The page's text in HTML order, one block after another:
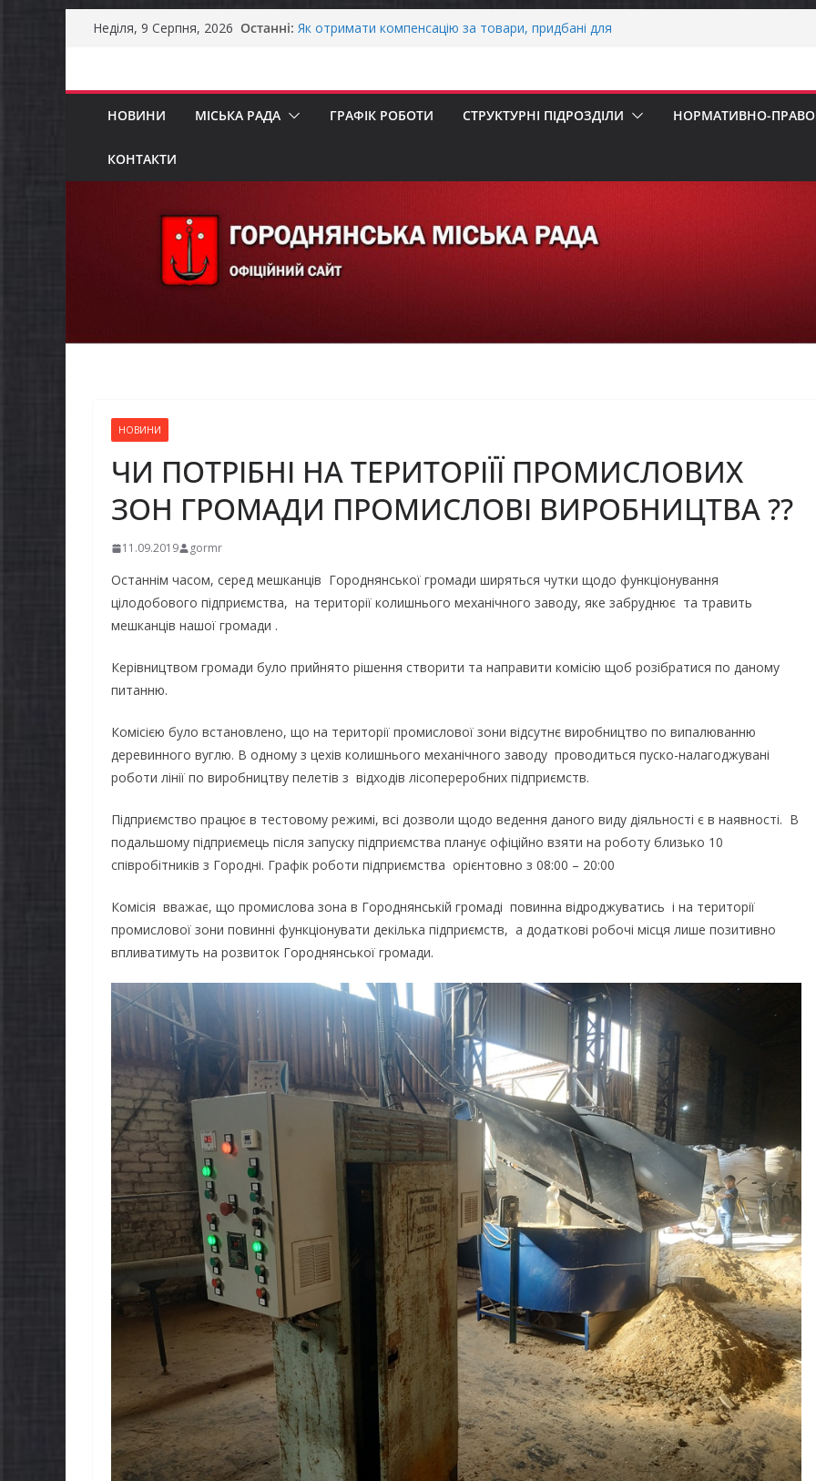
Перейти
Неділя, 9 Серпня, 2026 Останні: ЗАГАЛЬНОНАЦІОНАЛЬНА ХВИЛИНА МОВЧАННЯ
інвалідністю на працю
НОВИНИ МІСЬКА РАДА ГРАФІК РОБОТИ СТРУКТУРНІ ПІДРОЗДІЛИ НОРМАТИВНО-
КОНТАКТИ
НОВИНИ
ЧИ ПОТРІБНІ НА ТЕРИТОРІЇЇ ПРОМИСЛОВИХ
ЗОН ГРОМАДИ ПРОМИСЛОВІ ВИРОБНИЦТВА ??
11.09.2019 gormr
Останнім часом, серед мешканців Городнянської громади ширяться чутки щодо функціонування
цілодобового підприємства, на території колишнього механічного заводу, яке забруднює та травить
мешканців нашої громади .
Керівництвом громади було прийнято рішення створити та направити комісію щоб розібратися по даному
питанню.
Комісією було встановлено, що на території промислової зони відсутнє виробництво по випалюванню
деревинного вуглю. В одному з цехів колишнього механічного заводу проводиться пуско-налагоджувані
роботи лінії по виробництву пелетів з відходів лісопереробних підприємств.
Підприємство працює в тестовому режимі, всі дозволи щодо ведення даного виду діяльності є в наявності. В
подальшому підприємець після запуску підприємства планує офіційно взяти на роботу близько 10
співробітників з Городні. Графік роботи підприємства орієнтовно з 08:00 – 20:00
Комісія вважає, що промислова зона в Городнянській громаді повинна відроджуватись і на території
промислової зони повинні функціонувати декілька підприємств, а додаткові робочі місця лише позитивно
впливатимуть на розвиток Городнянської громади.